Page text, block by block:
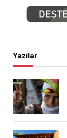
Yazılar